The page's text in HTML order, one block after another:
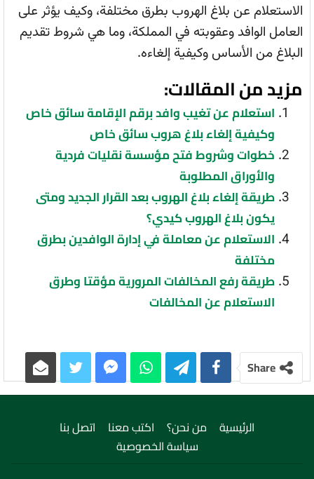
الاستعلام عن بلاغ الهروب بطرق مختلفة، وكيف يؤثر على
العامل الوافد وعقوبته في المملكة، وما هي شروط تقديم
البلاغ من الأساس وكيفية إلغاءه.
مزيد من المقالات:
استعلام عن تغيب وافد برقم الإقامة سائق خاص
وكيفية إلغاء بلاغ هروب سائق خاص
خطوات وشروط فتح مؤسسة نقليات فردية
والأوراق المطلوبة
طريقة إلغاء بلاغ الهروب بعد القرار الجديد ومتى
يكون بلاغ الهروب كيدي؟
الاستعلام عن معاملة في إدارة الوافدين بطرق
مختلفة
طريقة رفع المخالفات المرورية مؤقتا وطرق
الاستعلام عن المخالفات
Share
الرئيسية من نحن؟ اكتب معنا
اتصل بنا
سياسة الخصوصية